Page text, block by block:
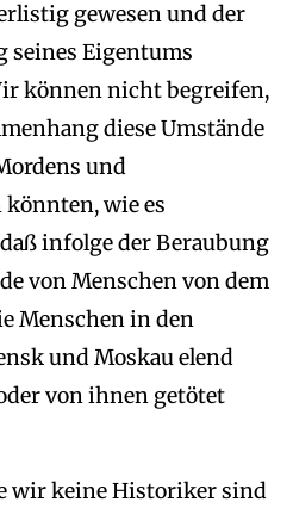
gewesen und der
seines Eigentums
können nicht begreifen,
diese Umstände
und
wie es
infolge der Beraubung
von Menschen von dem
Menschen in den
und Moskau elend
von ihnen getötet
wir keine Historiker sind